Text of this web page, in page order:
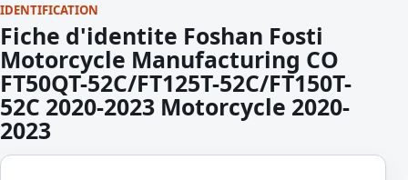
IDENTIFICATION
Fiche d'identite Foshan Fosti
Motorcycle Manufacturing CO
FT50QT-52C/FT125T-52C/FT150T-
52C 2020-2023 Motorcycle 2020-
2023